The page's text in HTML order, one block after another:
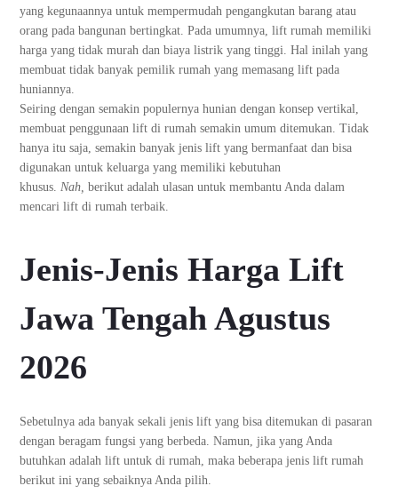
yang kegunaannya untuk mempermudah pengangkutan barang atau
orang pada bangunan bertingkat. Pada umumnya, lift rumah memiliki
harga yang tidak murah dan biaya listrik yang tinggi. Hal inilah yang
membuat tidak banyak pemilik rumah yang memasang lift pada
huniannya.
Seiring dengan semakin populernya hunian dengan konsep vertikal,
membuat penggunaan lift di rumah semakin umum ditemukan. Tidak
hanya itu saja, semakin banyak jenis lift yang bermanfaat dan bisa
digunakan untuk keluarga yang memiliki kebutuhan
khusus.Nah,berikut adalah ulasan untuk membantu Anda dalam
mencari lift di rumah terbaik.
Jenis-Jenis Harga Lift
Jawa Tengah Agustus
2026
Sebetulnya ada banyak sekali jenis lift yang bisa ditemukan di pasaran
dengan beragam fungsi yang berbeda. Namun, jika yang Anda
butuhkan adalah lift untuk di rumah, maka beberapa jenis lift rumah
berikut ini yang sebaiknya Anda pilih.